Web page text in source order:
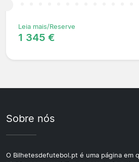
Leia mais/Reserve
1 345 €
Sobre nós
O Bilhetesdefutebol.pt é uma página em